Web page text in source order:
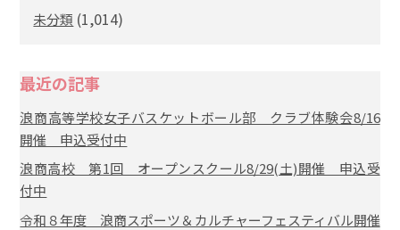
未分類 (1,014)
最近の記事
浪商高等学校女子バスケットボール部 クラブ体験会8/16
開催 申込受付中
浪商高校 第1回 オープンスクール8/29(土)開催 申込受
付中
令和８年度 浪商スポーツ＆カルチャーフェスティバル開催